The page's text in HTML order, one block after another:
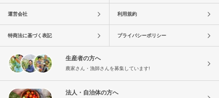
運営会社 利用規約
特商法に基づく表記 プライバシーポリシー
生産者の方へ
農家さん・漁師さんを募集しています!
法人・自治体の方へ